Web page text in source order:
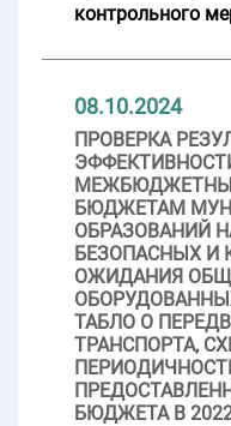
контрольного
08.10.2024
ПРОВЕРКА
БЮДЖЕТАМ
ОБРАЗОВАНИЙ
БЕЗОПАСНЫХ И
ОЖИДАНИЯ
ТАБЛО О
ТРАНСПОРТА,
БЮДЖЕТА В